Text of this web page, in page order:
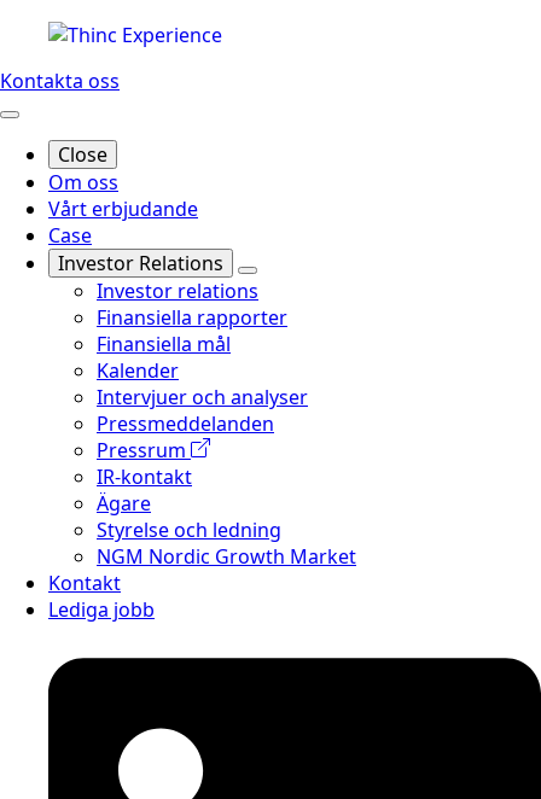
Kontakta oss
Close
Om oss
Vårt erbjudande
Case
Investor Relations
Investor relations
Finansiella rapporter
Finansiella mål
Kalender
Intervjuer och analyser
Pressmeddelanden
Pressrum
IR-kontakt
Ägare
Styrelse och ledning
NGM Nordic Growth Market
Kontakt
Lediga jobb